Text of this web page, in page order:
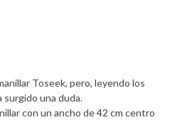
Toseek, pero, leyendo los
surgido una duda.
con un ancho de 42 cm centro